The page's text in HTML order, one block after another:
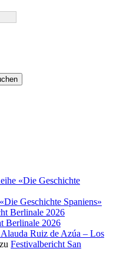
«Die Geschichte
Geschichte Spaniens»
Berlinale 2026
Berlinale 2026
Ruiz de Azúa – Los
zu Festivalbericht San